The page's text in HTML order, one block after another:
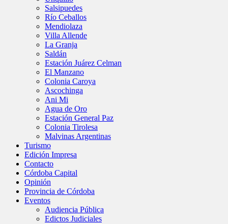
Salsipuedes
Río Ceballos
Mendiolaza
Villa Allende
La Granja
Saldán
Estación Juárez Celman
El Manzano
Colonia Caroya
Ascochinga
Ani Mi
Agua de Oro
Estación General Paz
Colonia Tirolesa
Malvinas Argentinas
Turismo
Edición Impresa
Contacto
Córdoba Capital
Opinión
Provincia de Córdoba
Eventos
Audiencia Pública
Edictos Judiciales